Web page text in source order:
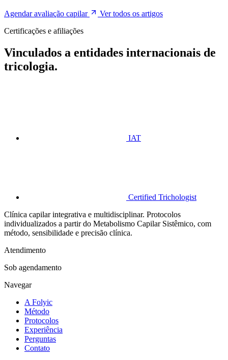
Agendar avaliação capilar
Ver todos os artigos
Certificações e afiliações
Vinculados a entidades internacionais de
tricologia.
IAT
Certified Trichologist
Clínica capilar integrativa e multidisciplinar. Protocolos
individualizados a partir do Metabolismo Capilar Sistêmico, com
método, sensibilidade e precisão clínica.
Atendimento
Sob agendamento
Navegar
A Folyic
Método
Protocolos
Experiência
Perguntas
Contato